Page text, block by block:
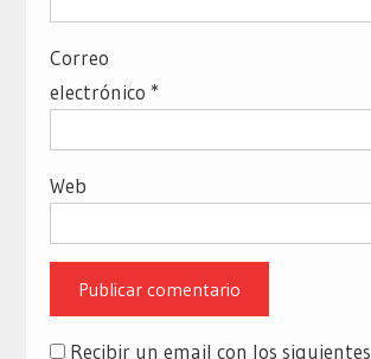
Correo
electrónico *
Web
Recibir un email con los siguientes